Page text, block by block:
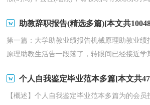
助教辞职报告(精选多篇)[本文共
第一篇：大学助教业绩报告机械原理助教业绩
原理助教生活告一段落了，转眼间已经接近学
个人自我鉴定毕业范本多篇[本文共
【概述】个人自我鉴定毕业范本多篇为的会